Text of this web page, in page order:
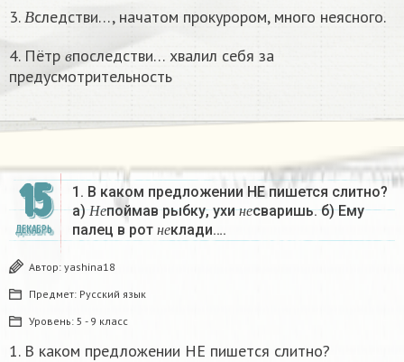
3.
В следстви…, начатом прокурором, много неясного.
4. Пётр
в последстви… хвалил себя за
предусмотрительность
15
ДЕКАБРЬ
1. В каком предложении НЕ пишется слитно?
а)Н е
Непоймав рыбку, ухин е
н есваришь. б) Ему
палец в рот
н е
неклади….
Автор: yashina18
Предмет: Русский язык
Уровень: 5 - 9 класс
1. В каком предложении НЕ пишется слитно?